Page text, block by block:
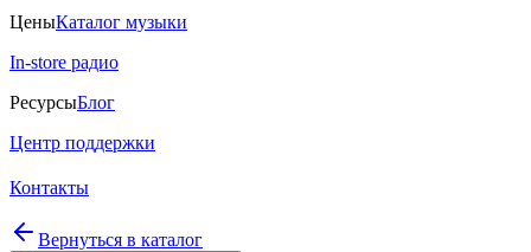
ЦеныКаталог музыки
In-store радио
РесурсыБлог
Центр поддержки
Контакты
Вернуться в каталог